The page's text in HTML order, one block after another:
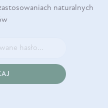
naturalnych